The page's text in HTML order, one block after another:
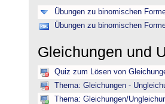
Übungen zu binomischen
Übungen zu binomischen
Gleichungen und
Quiz zum Lösen von
Thema: Gleichungen -
Thema: Gleichungen/